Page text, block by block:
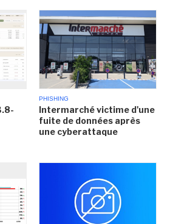
PHISHING
Intermarché victime d'une
fuite de données après
une cyberattaque